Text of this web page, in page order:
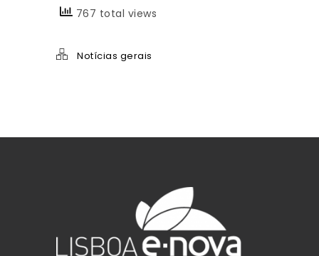
767 total views
Notícias gerais